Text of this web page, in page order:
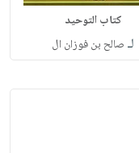
كتاب التوحيد
لـ صالح بن فوزان ال